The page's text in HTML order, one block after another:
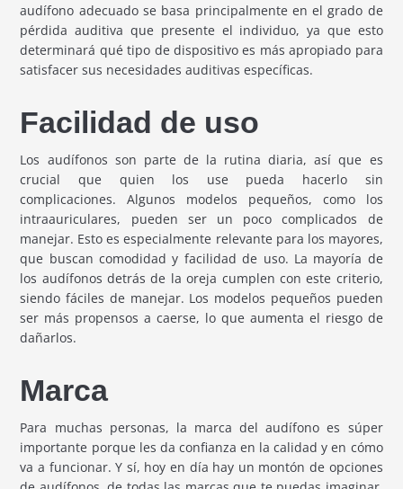
audífono adecuado se basa principalmente en el grado de
pérdida auditiva que presente el individuo, ya que esto
determinará qué tipo de dispositivo es más apropiado para
satisfacer sus necesidades auditivas específicas.
Facilidad de uso
Los audífonos son parte de la rutina diaria, así que es
crucial que quien los use pueda hacerlo sin
complicaciones. Algunos modelos pequeños, como los
intraauriculares, pueden ser un poco complicados de
manejar. Esto es especialmente relevante para los mayores,
que buscan comodidad y facilidad de uso. La mayoría de
los audífonos detrás de la oreja cumplen con este criterio,
siendo fáciles de manejar. Los modelos pequeños pueden
ser más propensos a caerse, lo que aumenta el riesgo de
dañarlos.
Marca
Para muchas personas, la marca del audífono es súper
importante porque les da confianza en la calidad y en cómo
va a funcionar. Y sí, hoy en día hay un montón de opciones